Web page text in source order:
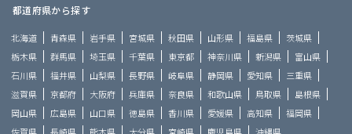
都道府県から探す
北海道 青森県 岩手県 宮城県 秋田県 山形県 福島県
茨城県
栃木県
群馬県 埼玉県 千葉県 東京都 神奈川県 新潟県
富山県
石川県
福井県 山梨県 長野県 岐阜県 静岡県 愛知県
三重県
滋賀県
京都府 大阪府 兵庫県 奈良県 和歌山県 鳥取県
島根県
岡山県
広島県 山口県 徳島県 香川県 愛媛県 高知県
福岡県